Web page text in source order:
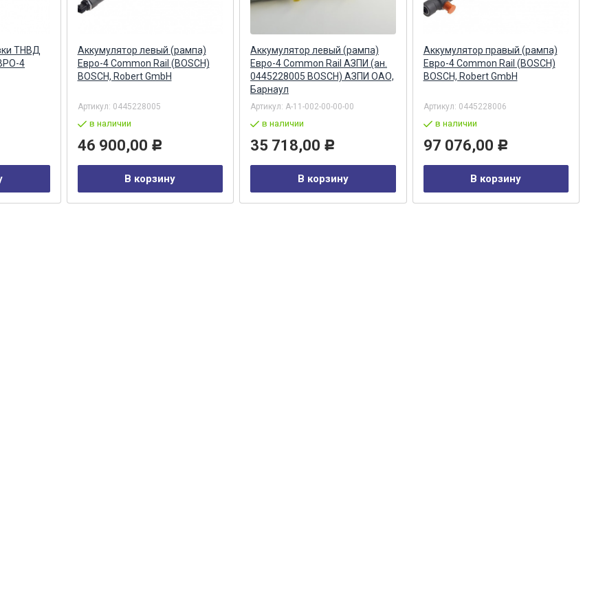
ТНВД
4
Аккумулятор левый (рампа)
Евро-4 Common Rail (BOSCH)
BOSCH, Robert GmbH
Артикул: 0445228005
в наличии
46 900,00 Р
В корзину
Аккумулятор левый (рампа)
Евро-4 Common Rail АЗПИ (ан.
0445228005 BOSCH) АЗПИ ОАО,
Барнаул
Артикул: А-11-002-00-00-00
в наличии
35 718,00 Р
В корзину
Аккумулятор правый (рампа)
Евро-4 Common Rail (BOSCH)
BOSCH, Robert GmbH
Артикул: 0445228006
в наличии
97 076,00 Р
В корзину